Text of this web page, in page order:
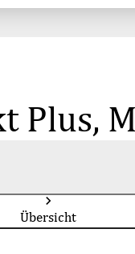
Plus,
Übersicht